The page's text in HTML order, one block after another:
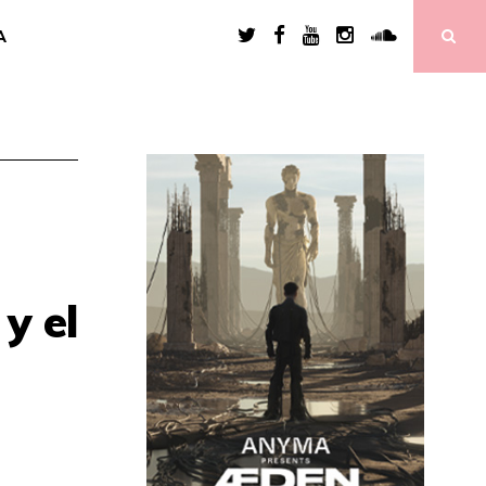
el